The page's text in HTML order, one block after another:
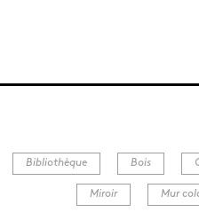
Bibliothèque Bois
Miroir Mur